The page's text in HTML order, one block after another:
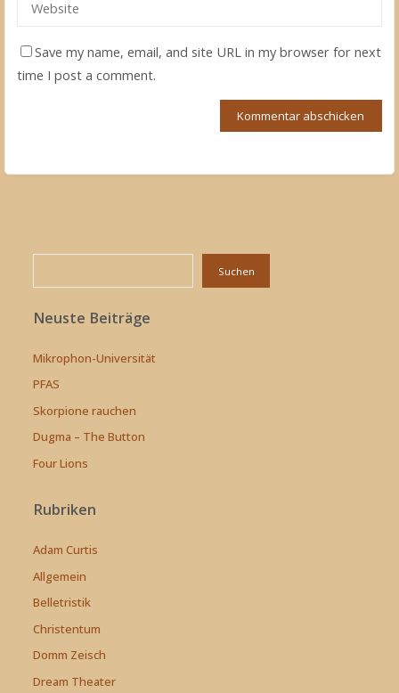
Save my name, email, and site URL in my browser for next
time I post a comment.
Suchen
Neuste Beiträge
Mikrophon-Universität
PFAS
Skorpione rauchen
Dugma – The Button
Four Lions
Rubriken
Adam Curtis
Allgemein
Belletristik
Christentum
Domm Zeisch
Dream Theater